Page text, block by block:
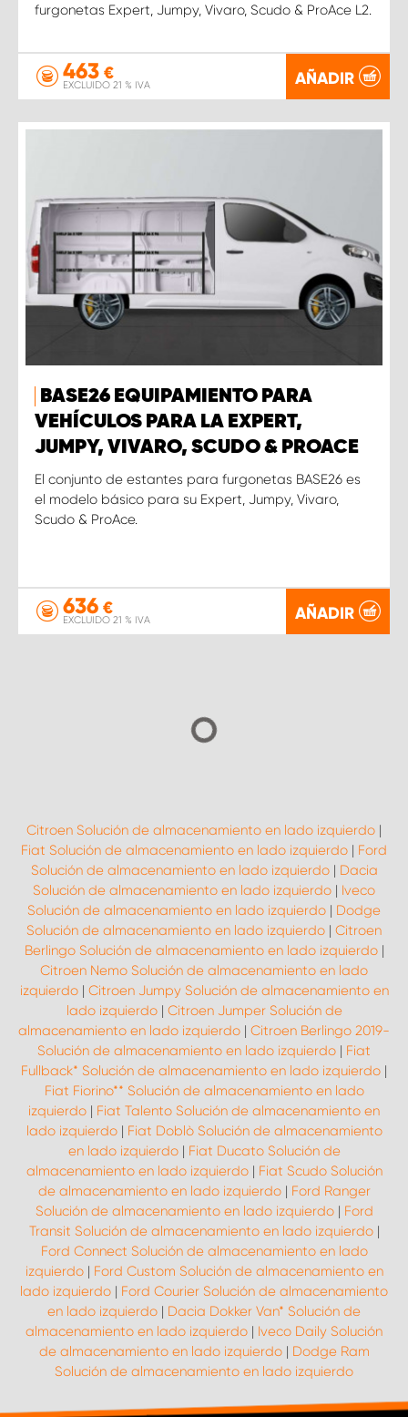
furgonetas Expert, Jumpy, Vivaro, Scudo & ProAce L2.
463 €
EXCLUIDO 21 % IVA AÑADIR
BASE26 EQUIPAMIENTO PARA
VEHÍCULOS PARA LA EXPERT,
JUMPY, VIVARO, SCUDO & PROACE
El conjunto de estantes para furgonetas BASE26 es
el modelo básico para su Expert, Jumpy, Vivaro,
Scudo & ProAce.
636 €
EXCLUIDO 21 % IVA AÑADIR
Citroen Solución de almacenamiento en lado izquierdo |
Fiat Solución de almacenamiento en lado izquierdo | Ford
Solución de almacenamiento en lado izquierdo| Dacia
Solución de almacenamiento en lado izquierdo | Iveco
Solución de almacenamiento en lado izquierdo | Dodge
Solución de almacenamiento en lado izquierdo | Citroen
Berlingo Solución de almacenamiento en lado izquierdo|
Citroen Nemo Solución de almacenamiento en lado
izquierdo| Citroen Jumpy Solución de almacenamiento en
lado izquierdo| Citroen Jumper Solución de
almacenamiento en lado izquierdo | Citroen Berlingo 2019-
Solución de almacenamiento en lado izquierdo | Fiat
Fullback* Solución de almacenamiento en lado izquierdo |
Fiat Fiorino** Solución de almacenamiento en lado
izquierdo | Fiat Talento Solución de almacenamiento en
lado izquierdo| Fiat Doblò Solución de almacenamiento
en lado izquierdo| Fiat Ducato Solución de
almacenamiento en lado izquierdo| Fiat Scudo Solución
de almacenamiento en lado izquierdo| Ford Ranger
Solución de almacenamiento en lado izquierdo| Ford
Transit Solución de almacenamiento en lado izquierdo|
Ford Connect Solución de almacenamiento en lado
izquierdo| Ford Custom Solución de almacenamiento en
lado izquierdo | Ford Courier Solución de almacenamiento
en lado izquierdo | Dacia Dokker Van* Solución de
almacenamiento en lado izquierdo | Iveco Daily Solución
de almacenamiento en lado izquierdo| Dodge Ram
Solución de almacenamiento en lado izquierdo